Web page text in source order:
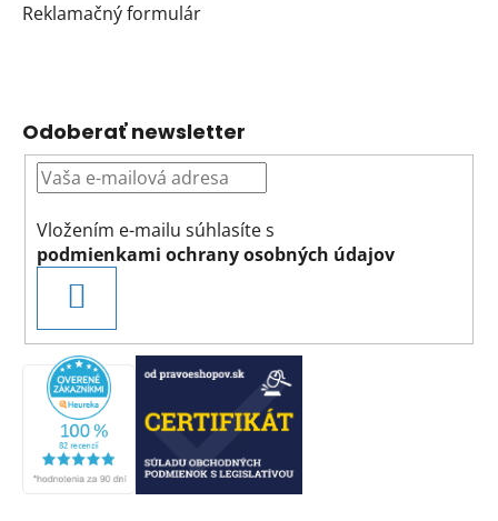
Reklamačný formulár
Odoberať newsletter
Vložením e-mailu súhlasíte s
podmienkami ochrany osobných údajov
SA